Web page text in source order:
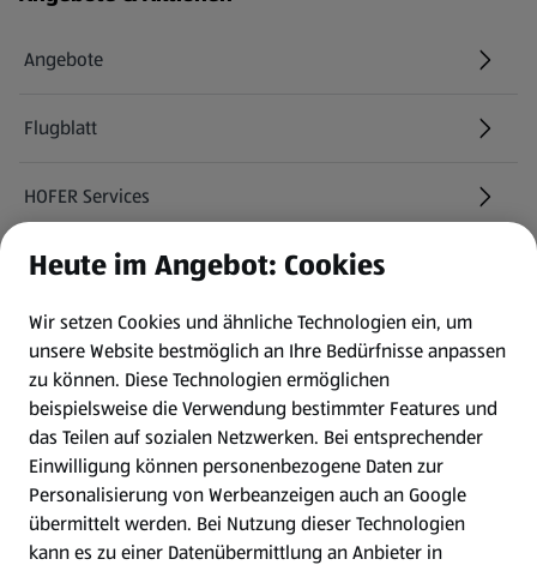
Angebote
Flugblatt
HOFER Services
Newsletter
WhatsApp
Gewinnspiele
Mein HOFER. Meine Einkäufe.
Meine Meinung. Mein HOFER.
Heute im Angebot: Cookies
Wir setzen Cookies und ähnliche Technologien ein, um
unsere Website bestmöglich an Ihre Bedürfnisse anpassen
zu können. Diese Technologien ermöglichen
beispielsweise die Verwendung bestimmter Features und
das Teilen auf sozialen Netzwerken. Bei entsprechender
Einwilligung können personenbezogene Daten zur
Personalisierung von Werbeanzeigen auch an Google
übermittelt werden. Bei Nutzung dieser Technologien
kann es zu einer Datenübermittlung an Anbieter in